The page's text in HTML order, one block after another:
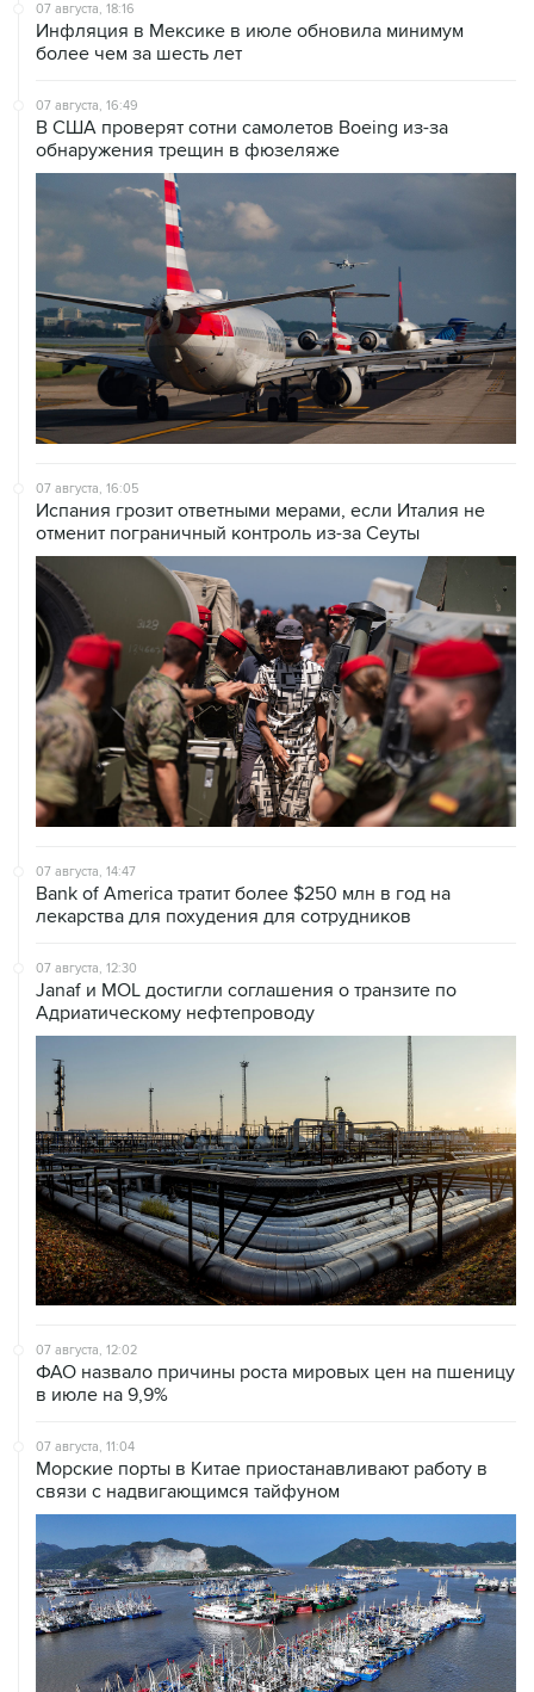
07 августа, 18:16
Инфляция в Мексике в июле обновила минимум
более чем за шесть лет
07 августа, 16:49
В США проверят сотни самолетов Boeing из-за
обнаружения трещин в фюзеляже
07 августа, 16:05
Испания грозит ответными мерами, если Италия не
отменит пограничный контроль из-за Сеуты
07 августа, 14:47
Bank of America тратит более $250 млн в год на
лекарства для похудения для сотрудников
07 августа, 12:30
Janaf и MOL достигли соглашения о транзите по
Адриатическому нефтепроводу
07 августа, 12:02
ФАО назвало причины роста мировых цен на пшеницу
в июле на 9,9%
07 августа, 11:04
Морские порты в Китае приостанавливают работу в
связи с надвигающимся тайфуном